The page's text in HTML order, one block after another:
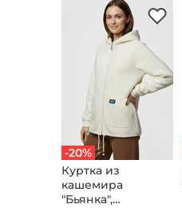
-20%
Куртка из
кашемира
"Бьянка",